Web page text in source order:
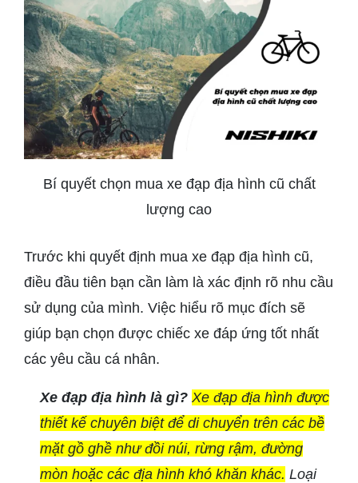
Bí quyết chọn mua xe đạp địa hình cũ chất
lượng cao
Trước khi quyết định mua xe đạp địa hình cũ,
điều đầu tiên bạn cần làm là xác định rõ nhu cầu
sử dụng của mình. Việc hiểu rõ mục đích sẽ
giúp bạn chọn được chiếc xe đáp ứng tốt nhất
các yêu cầu cá nhân.
Xe đạp địa hình là gì? Xe đạp địa hình được
thiết kế chuyên biệt để di chuyển trên các bề
mặt gồ ghề như đồi núi, rừng rậm, đường
mòn hoặc các địa hình khó khăn khác. Loại